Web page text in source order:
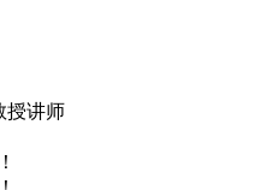
授讲师